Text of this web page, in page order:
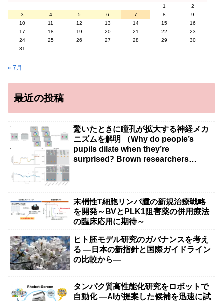
1
2
3
4 5 6 7 8
9
10
11 12 13 14 15
16
17
18 19 20 21 22
23
24
25 26 27 28 29
30
31
« 7月
最近の投稿
驚いたときに瞳孔が拡大する神経メカ
ニズムを解明 （Why do people’s
pupils dilate when they’re
surprised? Brown researchers
末梢性T細胞リンパ腫の新規治療戦略
を開発～BVとPLK1阻害薬の併用療法
の臨床応用に期待～
ヒト胚モデル研究のガバナンスを考え
る ―日本の新指針と国際ガイドライン
の比較から―
タンパク質高性能化研究をロボットで
自動化 ―AIが提案した候補を迅速に試